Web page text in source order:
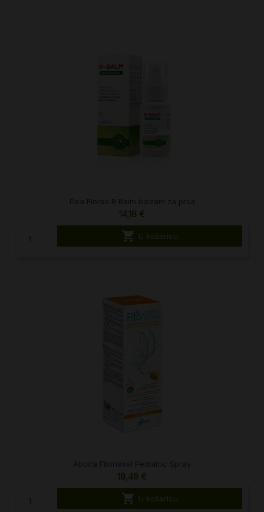
14,18 €
 U košaricu
18,48 €
 U košaricu